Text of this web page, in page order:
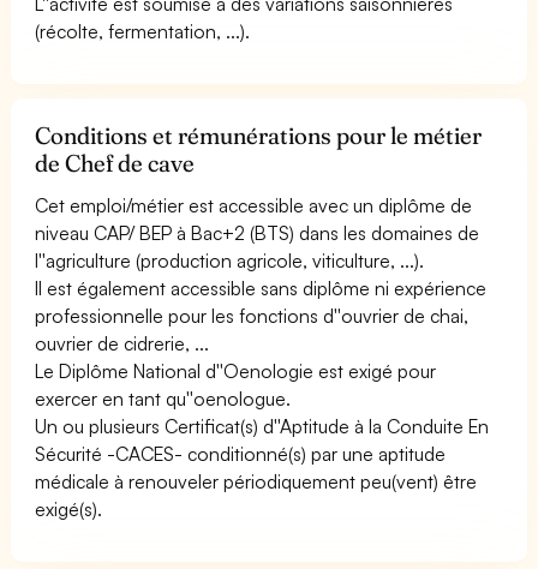
(récolte, fermentation, ...).
Conditions et rémunérations pour le métier
de Chef de cave
Cet emploi/métier est accessible avec un diplôme de
niveau CAP/ BEP à Bac+2 (BTS) dans les domaines de
l''agriculture (production agricole, viticulture, ...).
Il est également accessible sans diplôme ni expérience
professionnelle pour les fonctions d''ouvrier de chai,
ouvrier de cidrerie, ...
Le Diplôme National d''Oenologie est exigé pour
exercer en tant qu''oenologue.
Un ou plusieurs Certificat(s) d''Aptitude à la Conduite En
Sécurité -CACES- conditionné(s) par une aptitude
médicale à renouveler périodiquement peu(vent) être
exigé(s).